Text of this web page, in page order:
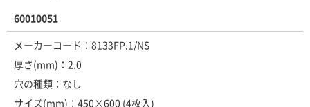
60010051
メーカーコード：8133FP.1/NS
厚さ(mm)：2.0
穴の種類：なし
サイズ(mm)：450×600 (4枚入)